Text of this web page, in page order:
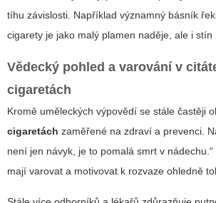
tíhu závislosti. Například významný básník
cigarety je jako malý plamen naděje, ale i stín
Vědecký pohled a varování v
cigaretách
Kromě uměleckých výpovědí se stále častěji
cigaretách zaměřené na zdraví a prevenci.
není jen návyk, je to pomalá smrt v
mají varovat a motivovat k rozvaze ohledně